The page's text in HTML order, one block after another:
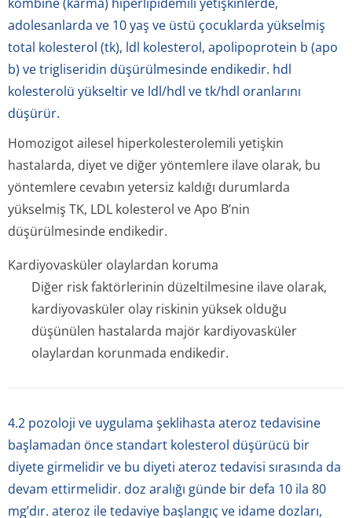
adolesanlarda ve 10 yaş ve üstü çocuklarda yükselmiş
total kolesterol (tk), ldl kolesterol, apolipoprotein b (apo
b) ve trigliseridin düşürülmesinde endikedir. hdl
kolesterolü yükseltir ve ldl/hdl ve tk/hdl oranlarını
düşürür.
Homozigot ailesel hiperkolestero­lemili yetişkin
hastalarda, diyet ve diğer yöntemlere ilave olarak, bu
yöntemlere cevabın yetersiz kaldığı durumlarda
yükselmiş TK, LDL kolesterol ve Apo B’nin
düşürülmesinde endikedir.
Kardiyovasküler olaylardan koruma
Diğer risk faktörlerinin düzeltilmesine ilave olarak,
kardiyovasküler olay riskinin yüksek olduğu
düşünülen hastalarda majör kardiyovasküler
olaylardan korunmada endikedir.
4.2 pozoloji ve uygulama şeklihasta ateroz tedavisine
başlamadan önce standart kolesterol düşürücü bir
diyete girmelidir ve bu diyeti ateroz tedavisi sırasında da
devam ettirmelidir. doz aralığı günde bir defa 10 ila 80
mg’dır. ateroz ile tedaviye başlangıç ve idame dozları,